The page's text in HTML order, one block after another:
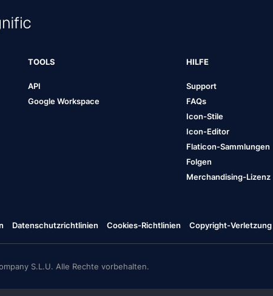
TOOLS
API
Google Workspace
HILFE
Support
FAQs
Icon-Stile
Icon-Editor
Flaticon-Sammlungen
Folgen
Merchandising-Lizenz
Datenschutzrichtlinien Cookies-Richtlinien Copyright-Verletzung
S.L.U. Alle Rechte vorbehalten.